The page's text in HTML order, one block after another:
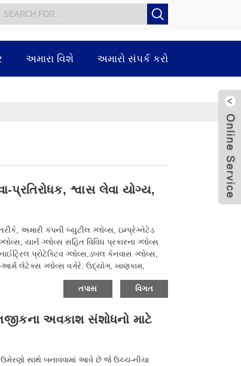
અમારા વિશે અમારો સંપર્ક કરો
પ્રતિરોધક, શ્વાસ લેવા યોગ્ય,
અમારી કંપની બ્યુટીલ ગ્લોવ્સ, ઇમ્પ્રેગ્નેટેડ
યાર્ન ગ્લોવ્સ સહિત વિવિધ પ્રકારના ગ્લોવ્સ
પ્રોટેક્ટિવ ગ્લોવ્સ,ડબલ કેનવાસ ગ્લોવ્સ,
આર્મ લેટેક્સ ગ્લોવ્સ વગેરે. ઉદ્યોગ, ખાણકામ,
તપાસ વિગત
અવકાશ સંશોધનો માટે
ઉમેરણો સાથે બનાવવામાં આવે છે જે ઉચ્ચ-નીચા